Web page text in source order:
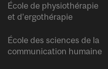
École de physiothérapie
et d’ergothérapie
École des sciences de la
communication humaine